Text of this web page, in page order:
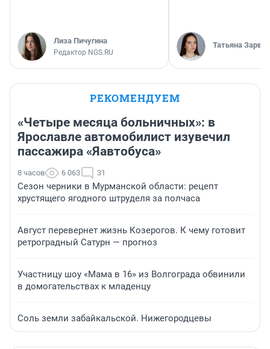
Лиза Пичугина
Редактор NGS.RU
Татьяна Зарва
РЕКОМЕНДУЕМ
«Четыре месяца больничных»: в
Ярославле автомобилист изувечил
пассажира «Яавтобуса»
8 часов 6 063 31
Сезон черники в Мурманской области: рецепт
хрустящего ягодного штруделя за полчаса
Август перевернет жизнь Козерогов. К чему готовит
ретроградный Сатурн — прогноз
Участницу шоу «Мама в 16» из Волгограда обвинили
в домогательствах к младенцу
Соль земли забайкальской. Нижегородцевы